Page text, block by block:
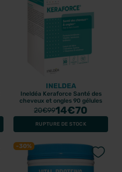
INELDEA
Ineldéa Keraforce Santé des
cheveux et ongles 90 gélules
20€9914€70
RUPTURE DE STOCK
-30%